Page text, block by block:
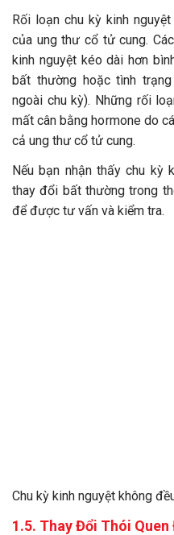
Rối loạn chu kỳ kinh
của ung thư cổ tử cung.
kinh nguyệt kéo dài hơn
bất thường hoặc tình
ngoài chu kỳ). Những rối
mất cân bằng hormone do
cả ung thư cổ tử cung.
Nếu bạn nhận thấy chu kỳ
thay đổi bất thường trong
để được tư vấn và kiểm tra.
Chu kỳ kinh nguyệt không
1.5. Thay Đổi Thói Quen